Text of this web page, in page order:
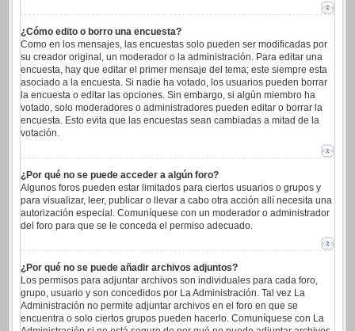
¿Cómo edito o borro una encuesta?
Como en los mensajes, las encuestas solo pueden ser modificadas por
su creador original, un moderador o la administración. Para editar una
encuesta, hay que editar el primer mensaje del tema; este siempre esta
asociado a la encuesta. Si nadie ha votado, los usuarios pueden borrar
la encuesta o editar las opciones. Sin embargo, si algún miembro ha
votado, solo moderadores o administradores pueden editar o borrar la
encuesta. Esto evita que las encuestas sean cambiadas a mitad de la
votación.
¿Por qué no se puede acceder a algún foro?
Algunos foros pueden estar limitados para ciertos usuarios o grupos y
para visualizar, leer, publicar o llevar a cabo otra acción allí necesita una
autorización especial. Comuníquese con un moderador o administrador
del foro para que se le conceda el permiso adecuado.
¿Por qué no se puede añadir archivos adjuntos?
Los permisos para adjuntar archivos son individuales para cada foro,
grupo, usuario y son concedidos por La Administración. Tal vez La
Administración no permite adjuntar archivos en el foro en que se
encuentra o solo ciertos grupos pueden hacerlo. Comuníquese con La